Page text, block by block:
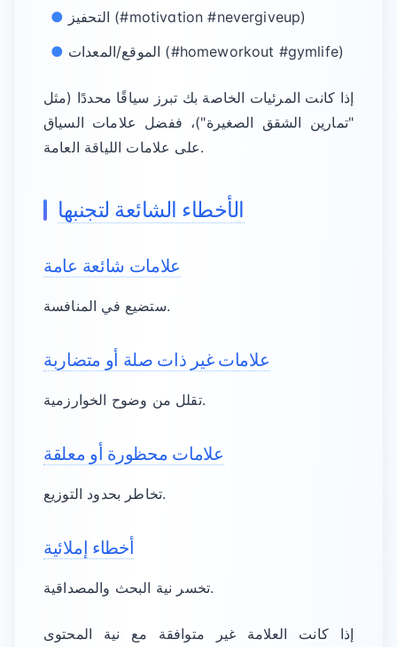
التحفيز (#motivation #nevergiveup)
الموقع/المعدات (#homeworkout #gymlife)
إذا كانت المرئيات الخاصة بك تبرز سياقًا محددًا (مثل
"تمارين الشقق الصغيرة")، ففضل علامات السياق
على علامات اللياقة العامة.
الأخطاء الشائعة لتجنبها
علامات شائعة عامة
ستضيع في المنافسة.
علامات غير ذات صلة أو متضاربة
تقلل من وضوح الخوارزمية.
علامات محظورة أو معلقة
تخاطر بحدود التوزيع.
أخطاء إملائية
تخسر نية البحث والمصداقية.
إذا كانت العلامة غير متوافقة مع نية المحتوى